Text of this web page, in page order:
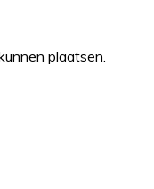
plaatsen.